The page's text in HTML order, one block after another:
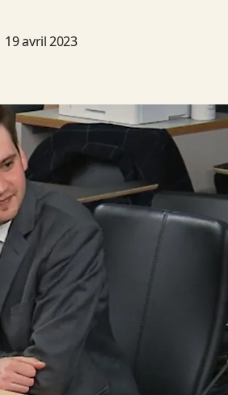
19 avril 2023